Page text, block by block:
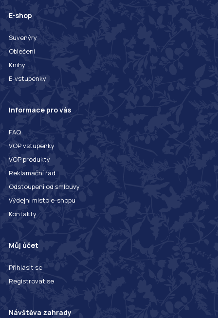
E-shop
Suvenýry
Oblečení
Knihy
E-vstupenky
Informace pro vás
FAQ
VOP vstupenky
VOP produkty
Reklamační řád
Odstoupení od smlouvy
Výdejní místo e-shopu
Kontakty
Můj účet
Přihlásit se
Registrovat se
Návštěva zahrady